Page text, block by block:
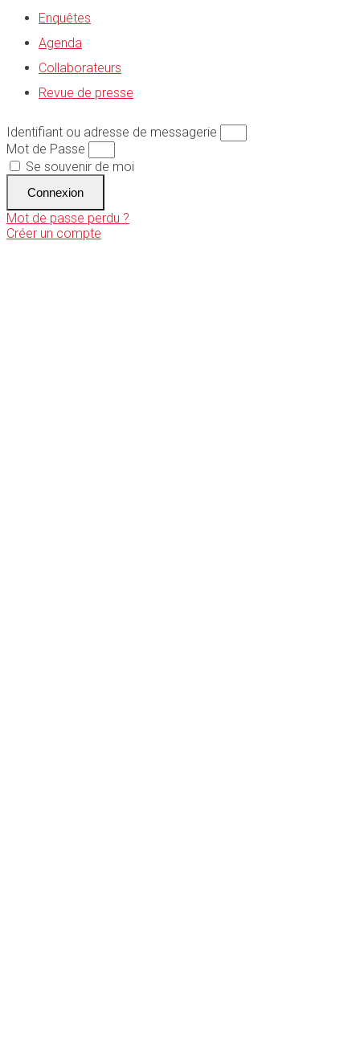
Enquêtes
Agenda
Collaborateurs
Revue de presse
Identifiant ou adresse de messagerie
Mot de Passe
Se souvenir de moi
Connexion
Mot de passe perdu ?
Créer un compte